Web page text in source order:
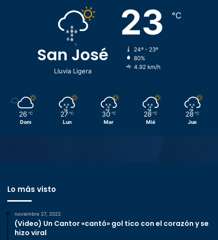
San José
Lluvia Ligera
23 ℃
24º - 23º
80%
4.92 km/h
26 ℃
Dom
27 ℃
Lun
30 ℃
Mar
28 ℃
Mié
28 ℃
Jue
Lo más visto
noviembre 27, 2022
(Video) Un Cantor «cantó» gol tico con el corazón y se
hizo viral